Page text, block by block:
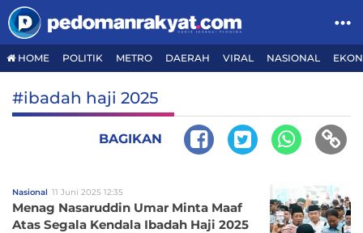
HOME POLITIK METRO DAERAH VIRAL NASIONAL
#ibadah haji 2025
BAGIKAN
Nasional 11 Juni 2025 12:35
Menag Nasaruddin Umar Minta Maaf
Atas Segala Kendala Ibadah Haji 2025